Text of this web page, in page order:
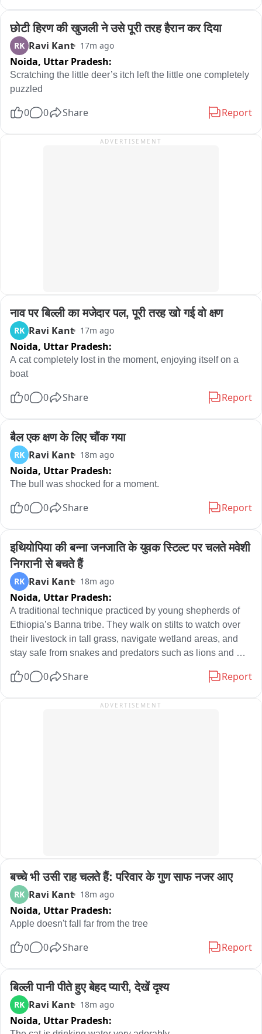
छोटी हिरण की खुजली ने उसे पूरी तरह हैरान कर दिया
RK Ravi Kant 17m ago
Noida, Uttar Pradesh:
Scratching the little deer’s itch left the little one completely
puzzled
0 0 Share Report
ADVERTISEMENT
नाव पर बिल्ली का मजेदार पल, पूरी तरह खो गई वो क्षण
RK Ravi Kant 17m ago
Noida, Uttar Pradesh:
A cat completely lost in the moment, enjoying itself on a
boat
0 0 Share Report
बैल एक क्षण के लिए चौंक गया
RK Ravi Kant 18m ago
Noida, Uttar Pradesh:
The bull was shocked for a moment.
0 0 Share Report
इथियोपिया की बन्ना जनजाति के युवक स्टिल्ट पर चलते मवेशी
निगरानी से बचते हैं
RK Ravi Kant 18m ago
Noida, Uttar Pradesh:
A traditional technique practiced by young shepherds of
Ethiopia’s Banna tribe. They walk on stilts to watch over
their livestock in tall grass, navigate wetland areas, and
stay safe from snakes and predators such as lions and
starting from childhood.
0 0 Share Report
ADVERTISEMENT
बच्चे भी उसी राह चलते हैं: परिवार के गुण साफ नजर आए
RK Ravi Kant 18m ago
Noida, Uttar Pradesh:
Apple doesn't fall far from the tree
0 0 Share Report
बिल्ली पानी पीते हुए बेहद प्यारी, देखें दृश्य
RK Ravi Kant 18m ago
Noida, Uttar Pradesh: